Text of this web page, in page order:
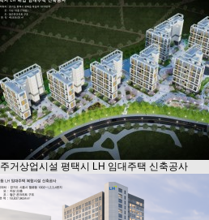
주거상업시설 평택시 LH 임대주택 신축공사